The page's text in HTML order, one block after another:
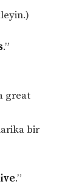
.”
great
bir
.”